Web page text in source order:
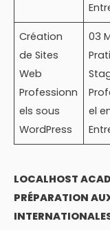
Création
de Sites
Web
Professionn
els sous
WordPress
03
el
LOCALHOST
PRÉPARATION